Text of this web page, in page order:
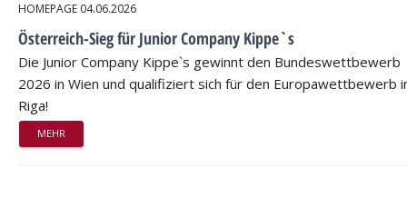
HOMEPAGE 04.06.2026
Österreich-Sieg für Junior Company Kippe`s
Die Junior Company Kippe`s gewinnt den Bundeswettbewerb
2026 in Wien und qualifiziert sich für den Europawettbewerb
Riga!
MEHR